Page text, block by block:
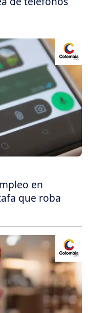
en
que roba